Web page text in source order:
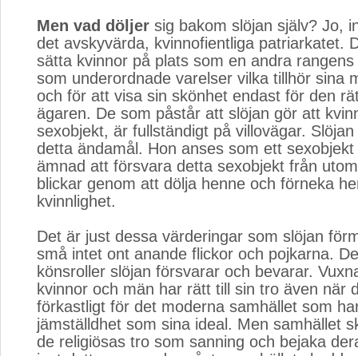
Men vad döljer sig bakom slöjan själv? Jo,
det avskyvärda, kvinnofientliga patriarkatet.
sätta kvinnor på plats som en andra
som underordnade varelser vilka tillhör sina
och för att visa sin skönhet endast för den
ägaren. De som påstår att slöjan gör att
sexobjekt, är fullständigt på villovägar.
detta ändamål. Hon anses som ett
ämnad att försvara detta sexobjekt från
blickar genom att dölja henne och förneka
kvinnlighet.
Det är just dessa värderingar som slöjan
små intet ont anande flickor och pojkarna.
könsroller slöjan försvarar och bevarar.
kvinnor och män har rätt till sin tro även när
förkastligt för det moderna samhället som
jämställdhet som sina ideal. Men samhället
de religiösas tro som sanning och bejaka